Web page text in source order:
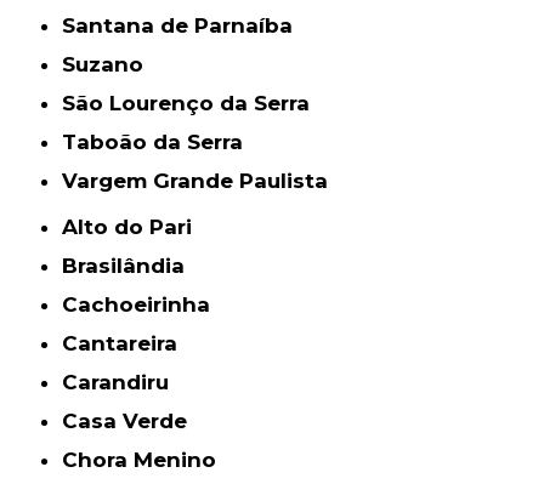
Santana de Parnaíba
Suzano
São Lourenço da Serra
Taboão da Serra
Vargem Grande Paulista
Alto do Pari
Brasilândia
Cachoeirinha
Cantareira
Carandiru
Casa Verde
Chora Menino